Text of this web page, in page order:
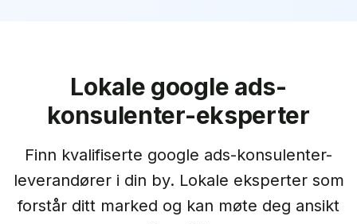
Lokale google ads-
konsulenter-eksperter
Finn kvalifiserte google ads-konsulenter-
leverandører i din by. Lokale eksperter som
forstår ditt marked og kan møte deg ansikt